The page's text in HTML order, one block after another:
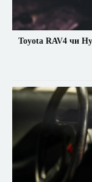
Toyota RAV4 чи